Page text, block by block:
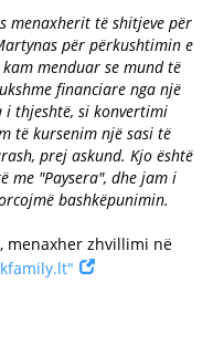
menaxherit të shitjeve për
për përkushtimin e
menduar se mund të
financiare nga një
i thjeshtë, si konvertimi
të kursenim një sasi të
prej askund. Kjo është
me "Paysera", dhe jam i
bashkëpunimin.
menaxher zhvillimi në